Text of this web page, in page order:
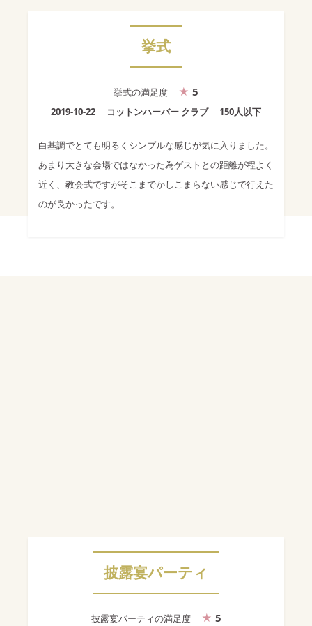
挙式
挙式の満足度 5
2019-10-22 コットンハーバー クラブ 150人以下
白基調でとても明るくシンプルな感じが気に入りました。
あまり大きな会場ではなかった為ゲストとの距離が程よく
近く、教会式ですがそこまでかしこまらない感じで行えた
のが良かったです。
披露宴パーティ
披露宴パーティの満足度 5